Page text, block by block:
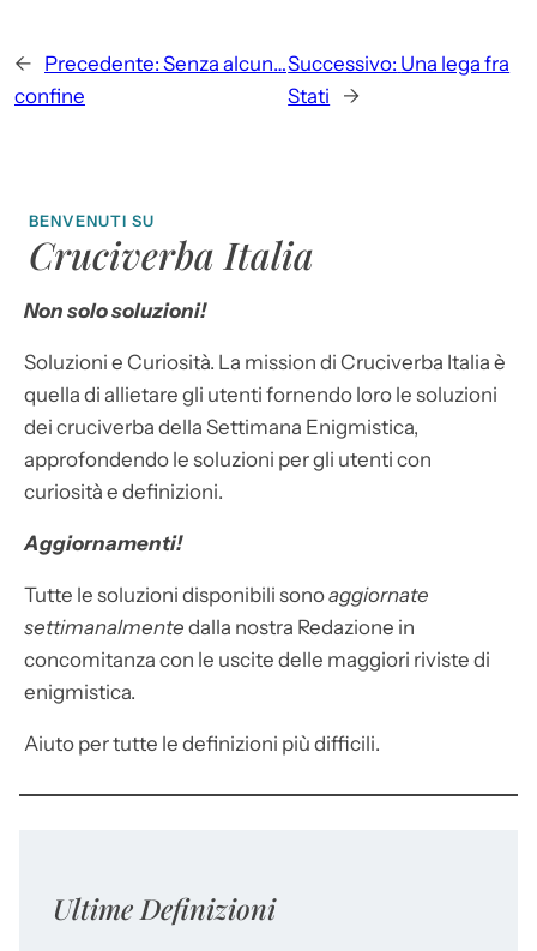
← Precedente: Senza alcun…
confine
Successivo: Una lega fra
Stati
→
BENVENUTI SU
Cruciverba Italia
Non solo soluzioni!
Soluzioni e Curiosità. La mission di Cruciverba Italia è
quella di allietare gli utenti fornendo loro le soluzioni
dei cruciverba della Settimana Enigmistica,
approfondendo le soluzioni per gli utenti con
curiosità e definizioni.
Aggiornamenti!
Tutte le soluzioni disponibili sonoaggiornate
settimanalmente dalla nostra Redazione in
concomitanza con le uscite delle maggiori riviste di
enigmistica.
Aiuto per tutte le definizioni più difficili.
Ultime Definizioni